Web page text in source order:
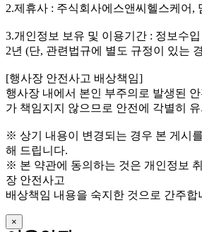
2.제휴사 : 주식회사에스앤씨헬스케어,
3.개인정보 보유 및 이용기간 : 정보수
2년 (단, 관련법규에 별도 규정이 있는
[행사장 안전사고 배상책임]
행사장 내에서 본인 부주의로 발생된
가 책임지지 않으므로 안전에 각별히
※ 상기 내용이 변경되는 경우 본 게시
해 드립니다.
※ 본 약관에 동의하는 것은 개인정보
장 안전사고
배상책임 내용을 숙지한 것으로 간주합
×